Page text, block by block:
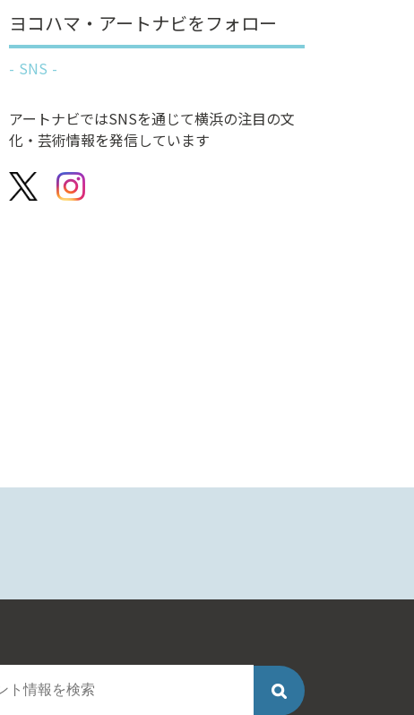
ヨコハマ・アートナビをフォロー
SNS
アートナビではSNSを通じて横浜の注目の文
化・芸術情報を発信しています